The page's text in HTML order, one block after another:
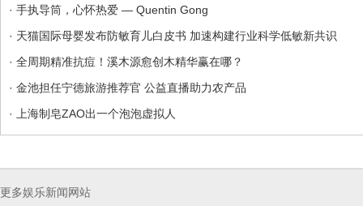
· 手执导筒，心怀热爱 — Quentin Gong
· 天猫国际母婴发布防敏育儿白皮书 加速构建行业科学低敏新共识
· 全周期精准抗痘！溪木源愈创木精华赢在哪？
· 金池担任宁德旅游推荐官 公益直播助力农产品
· 上海制皂ZAO出一个泡泡虚拟人
更多娱乐新闻网站